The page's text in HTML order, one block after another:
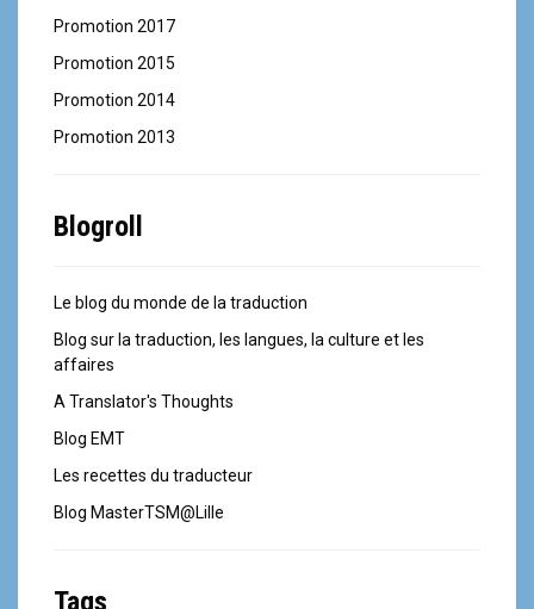
Promotion 2017
Promotion 2015
Promotion 2014
Promotion 2013
Blogroll
Le blog du monde de la traduction
Blog sur la traduction, les langues, la culture et les
affaires
A Translator's Thoughts
Blog EMT
Les recettes du traducteur
Blog MasterTSM@Lille
Tags